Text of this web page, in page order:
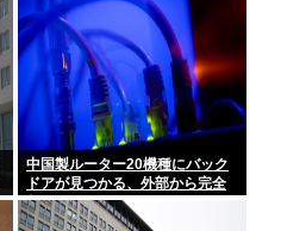
中国製ルーター20機種にバック
ドアが見つかる、外部から完全
制御される恐れ